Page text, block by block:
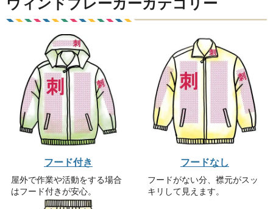
ウィンドブレーカーカテゴリー
フード付き
屋外で作業や活動をする場合
はフード付きが安心。
フードなし
フードがない分、襟元がスッ
キリして見えます。